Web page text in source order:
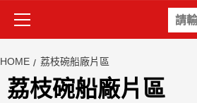
關
鍵
Primary
Menu
HOME 荔枝碗船廠片區
荔枝碗船廠片區